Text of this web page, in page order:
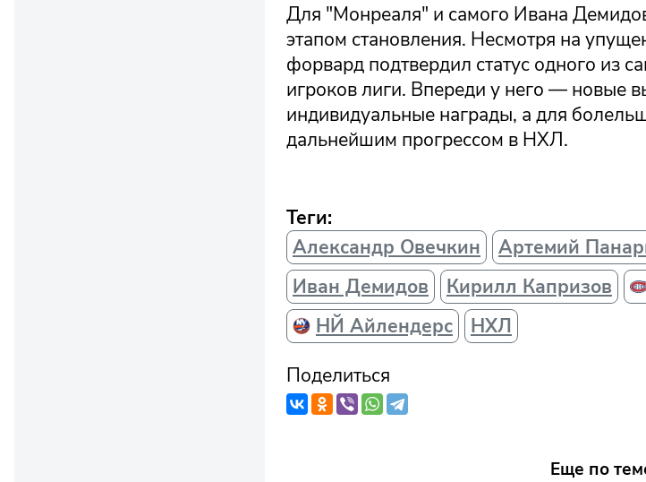
Для "Монреаля" и самого Ивана
этапом становления. Несмотря на
форвард подтвердил статус одного из
игроков лиги. Впереди у него — новые
индивидуальные награды, а для
дальнейшим прогрессом в НХЛ.
Теги:
Александр Овечкин
Артемий
Иван Демидов
Кирилл Капризов
НЙ Айлендерс
НХЛ
Поделиться
Еще по